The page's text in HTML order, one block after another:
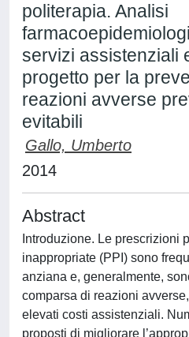
politerapia. Analisi
servizi assistenziali
progetto per la
reazioni avverse
evitabili
Gallo, Umberto
2014
Abstract
Introduzione. Le prescrizioni
inappropriate (PPI) sono
anziana e, generalmente,
comparsa di reazioni
elevati costi assistenziali.
proposti di migliorare